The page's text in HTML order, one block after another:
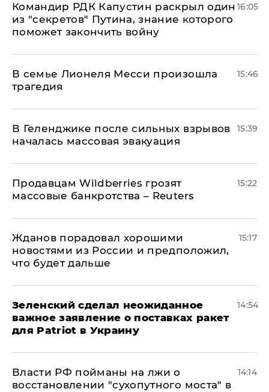
Командир РДК Капустин раскрыл один
из "секретов" Путина, знание которого
поможет закончить войну
16:05
В семье Лионеля Месси произошла
трагедия
15:46
В Геленджике после сильных взрывов
началась массовая эвакуация
15:39
Продавцам Wildberries грозят
массовые банкротства – Reuters
15:22
Жданов порадовал хорошими
новостями из России и предположил,
что будет дальше
15:17
Зеленский сделал неожиданное
важное заявление о поставках ракет
для Patriot в Украину
14:54
Власти РФ пойманы на лжи о
восстановлении "сухопутного моста" в
14:14